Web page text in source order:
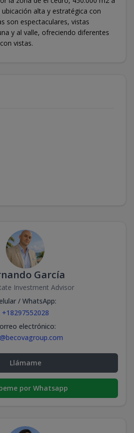
alta y estratégica con
son espectaculares, vistas
y al valle, ofreciendo diferentes
vistas.
García
Investment Advisor
/ WhatsApp:
+18297552028
electrónico:
Llámame
por Whatsapp